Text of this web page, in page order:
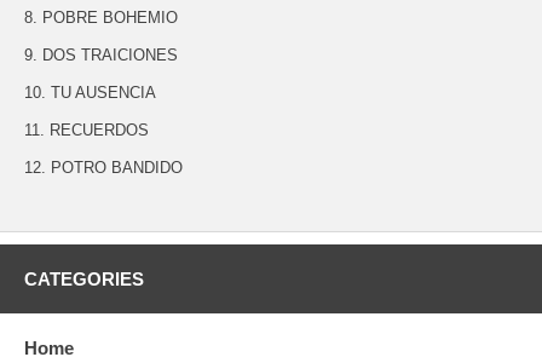
8. POBRE BOHEMIO
9. DOS TRAICIONES
10. TU AUSENCIA
11. RECUERDOS
12. POTRO BANDIDO
CATEGORIES
Home